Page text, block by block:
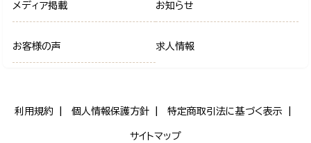
メディア掲載 お知らせ
お客様の声 求人情報
利用規約 個人情報保護方針 特定商取引法に基づく表示
サイトマップ